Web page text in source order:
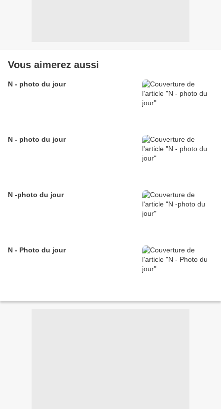
Vous aimerez aussi
N - photo du jour
N - photo du jour
N -photo du jour
N - Photo du jour